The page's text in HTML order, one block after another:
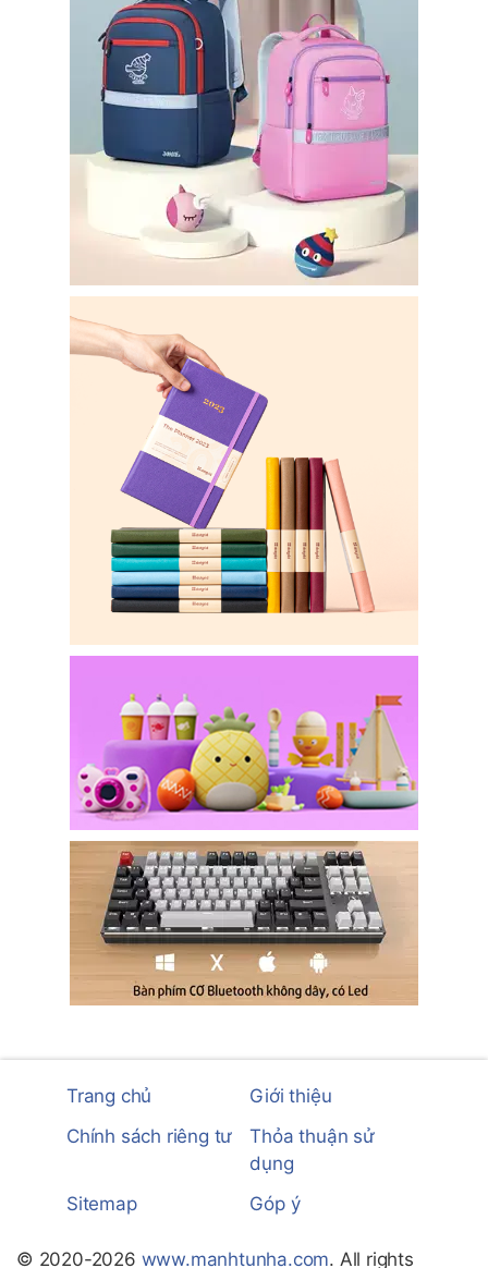
Trang chủ
Giới thiệu
Chính sách riêng tư
Thỏa thuận sử
dụng
Sitemap
Góp ý
© 2020-2026 www.manhtunha.com. All rights